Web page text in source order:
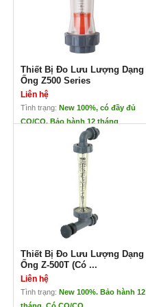
Thiết Bị Đo Lưu Lượng Dạng
Ống Z500 Series
Liên hệ
Tình trạng: New 100%, có đầy đủ
CO/CQ. Bảo hành 12 tháng
Thiết Bị Đo Lưu Lượng Dạng
Ống Z500 Series
Thiết Bị Đo Lưu
Lượng Dạng Ống
Z500 Series
Dải lưu lượng :
Vật liệu chống ăn
mòn, sử dụng được
cho nước sạch
Thang đo dễ đọc, màu
đen cho độ tương
phản tối ưu
Không tiếp xúc trực
Thiết Bị Đo Lưu Lượng Dạng
Ống Z-500T (Có ...
Liên hệ
Tình trạng: New 100%. Bảo hành 12